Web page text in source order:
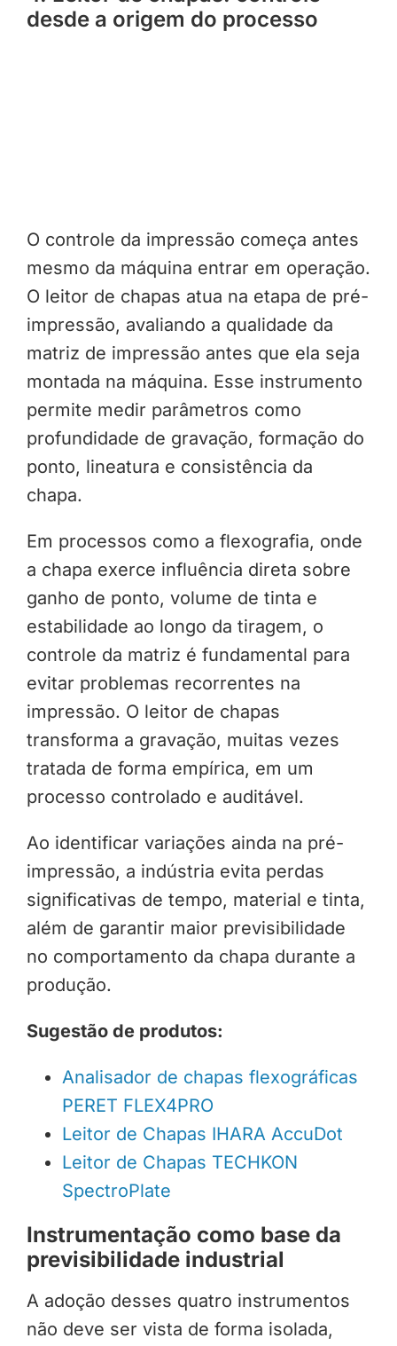
desde a origem do processo
O controle da impressão começa antes
mesmo da máquina entrar em operação.
O leitor de chapas atua na etapa de pré-
impressão, avaliando a qualidade da
matriz de impressão antes que ela seja
montada na máquina. Esse instrumento
permite medir parâmetros como
profundidade de gravação, formação do
ponto, lineatura e consistência da
chapa.
Em processos como a flexografia, onde
a chapa exerce influência direta sobre
ganho de ponto, volume de tinta e
estabilidade ao longo da tiragem, o
controle da matriz é fundamental para
evitar problemas recorrentes na
impressão. O leitor de chapas
transforma a gravação, muitas vezes
tratada de forma empírica, em um
processo controlado e auditável.
Ao identificar variações ainda na pré-
impressão, a indústria evita perdas
significativas de tempo, material e tinta,
além de garantir maior previsibilidade
no comportamento da chapa durante a
produção.
Sugestão de produtos:
Analisador de chapas flexográficas
PERET FLEX4PRO
Leitor de Chapas IHARA AccuDot
Leitor de Chapas TECHKON
SpectroPlate
Instrumentação como base da
previsibilidade industrial
A adoção desses quatro instrumentos
não deve ser vista de forma isolada,